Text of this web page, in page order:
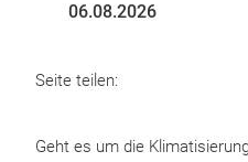
06.08.2026
Seite teilen:
Geht es um die